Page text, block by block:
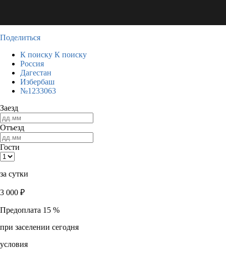
Поделиться
К поиску К поиску
Россия
Дагестан
Избербаш
№1233063
Заезд
Отъезд
Гости
за сутки
3 000 ₽
Предоплата 15 %
при заселении сегодня
условия